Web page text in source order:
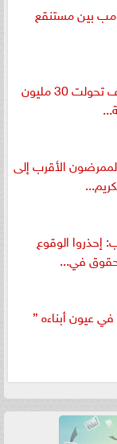
بين مستنقع
عبدالعزيز محسن يكتب: كيف تحولت 30 مليون
الأقرب إلى
إحذروا الوقوع
في...
عيون أبناءه ”